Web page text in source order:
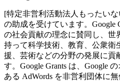
[特定非営利活動法人もったい
の助成を受けています。Google
の社会貢献の理念に賛同し、世
持って科学技術、教育、公衆衛
援、芸術などの分野の発展に貢
す。Google Grants は、Google
ある AdWords を非営利団体に